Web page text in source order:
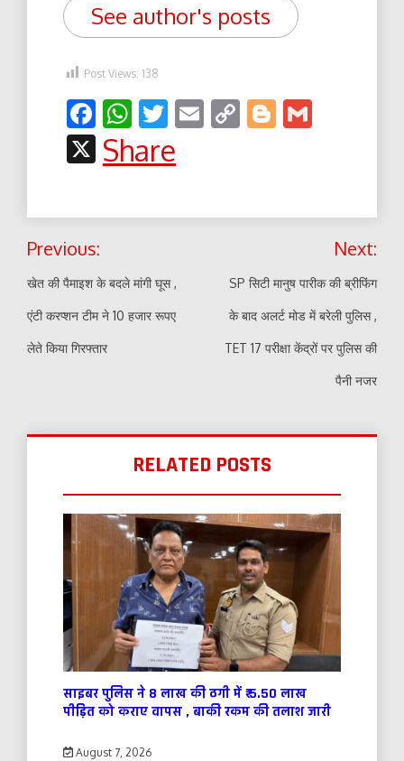
See author's posts
Post Views: 138
Facebook
WhatsApp
Twitter
EmailCopyBlogger
X
Share
Post
navigation
Previous:
खेत की पैमाइश के बदले मांगी घूस ,
एंटी करप्शन टीम ने 10 हजार रूपए
लेते किया गिरफ्तार
Next:
SP सिटी मानुष पारीक की ब्रीफिंग
के बाद अलर्ट मोड में बरेली पुलिस ,
TET 17 परीक्षा केंद्रों पर पुलिस की
पैनी नजर
RELATED POSTS
साइबर पुलिस ने 8 लाख की ठगी में ₹ 5.50 लाख
पीड़ित को कराए वापस , बाकी रकम की तलाश जारी
August 7, 2026